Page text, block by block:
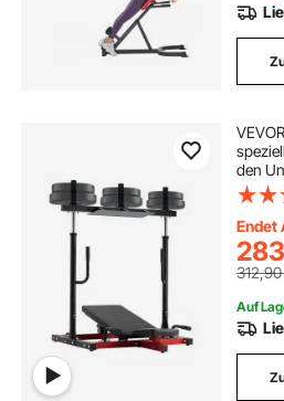
den
aus
Endet
283
312,90
Auf